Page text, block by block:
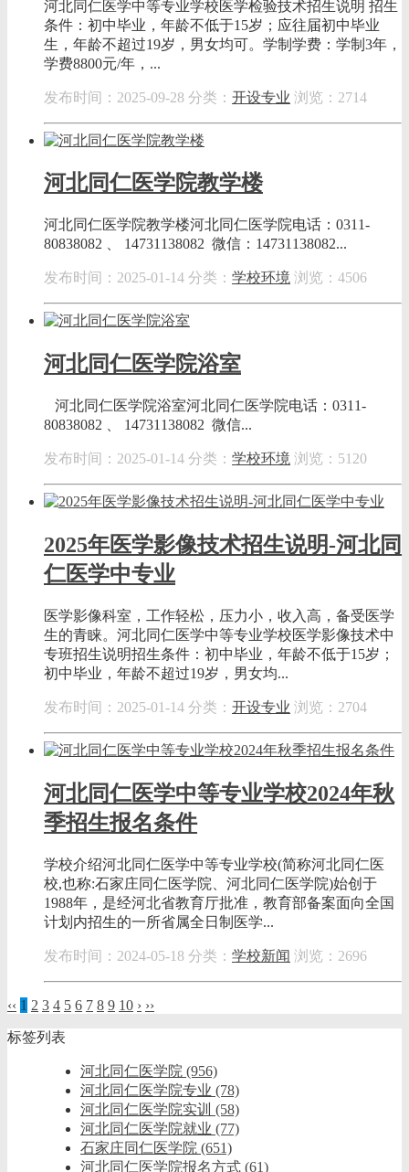
河北同仁医学中等专业学校医学检验技术招生说明 招生
条件：初中毕业，年龄不低于15岁；应往届初中毕业
生，年龄不超过19岁，男女均可。学制学费：学制3年，
学费8800元/年，...
发布时间：2025-09-28 分类： 开设专业 浏览：2714
河北同仁医学院教学楼
河北同仁医学院教学楼河北同仁医学院电话：0311-
80838082 、 14731138082 微信：14731138082...
发布时间：2025-01-14 分类： 学校环境 浏览：4506
河北同仁医学院浴室
河北同仁医学院浴室河北同仁医学院电话：0311-
80838082 、 14731138082 微信...
发布时间：2025-01-14 分类： 学校环境 浏览：5120
2025年医学影像技术招生说明-河北同
仁医学中专业
医学影像科室，工作轻松，压力小，收入高，备受医学
生的青睐。河北同仁医学中等专业学校医学影像技术中
专班招生说明招生条件：初中毕业，年龄不低于15岁；
初中毕业，年龄不超过19岁，男女均...
发布时间：2025-01-14 分类： 开设专业 浏览：2704
河北同仁医学中等专业学校2024年秋
季招生报名条件
学校介绍河北同仁医学中等专业学校(简称河北同仁医
校,也称:石家庄同仁医学院、河北同仁医学院)始创于
1988年，是经河北省教育厅批准，教育部备案面向全国
计划内招生的一所省属全日制医学...
发布时间：2024-05-18 分类： 学校新闻 浏览：2696
‹‹ 1 2 3 4 5 6 7 8 9 10 › ››
标签列表
河北同仁医学院 (956)
河北同仁医学院专业 (78)
河北同仁医学院实训 (58)
河北同仁医学院就业 (77)
石家庄同仁医学院 (651)
河北同仁医学院报名方式 (61)